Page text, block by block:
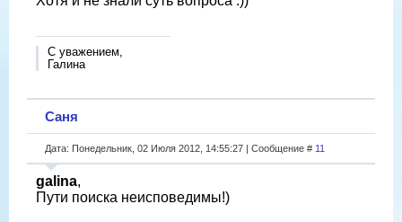
С уважением,
Галина
Саня
Дата: Понедельник, 02 Июля 2012, 14:55:27 | Сообщение # 11
galina,
Пути поиска неисповедимы!)